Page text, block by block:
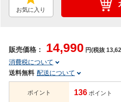
お気に入り
販売価格： 14,990 円(税抜
消費税について
送料無料 配送について
ポイント 136 ポイント